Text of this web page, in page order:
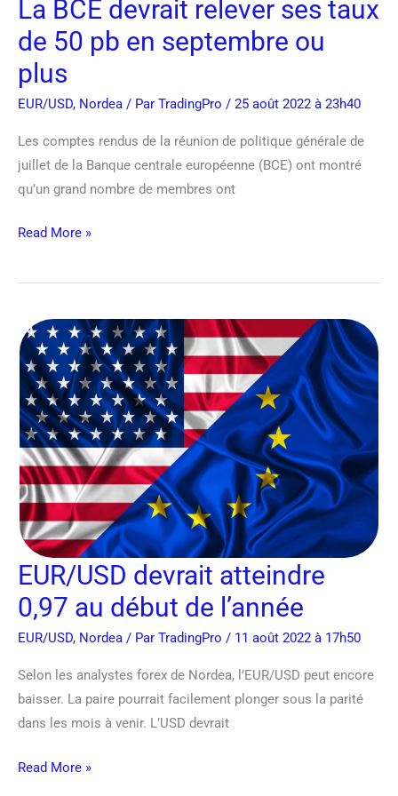
La BCE devrait relever ses taux
de 50 pb en septembre ou
plus
EUR/USD, Nordea / Par TradingPro / 25 août 2022 à 23h40
Les comptes rendus de la réunion de politique générale de
juillet de la Banque centrale européenne (BCE) ont montré
qu’un grand nombre de membres ont
plus
Read More »
EUR/USD devrait atteindre
0,97 au début de l’année
EUR/USD, Nordea / Par TradingPro / 11 août 2022 à 17h50
Selon les analystes forex de Nordea, l’EUR/USD peut encore
baisser. La paire pourrait facilement plonger sous la parité
dans les mois à venir. L’USD devrait
EUR/USD
devrait
atteindre
0,97
au
début
de
l’année
Read More »